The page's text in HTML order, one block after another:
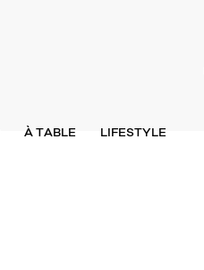
À TABLE LIFESTYLE